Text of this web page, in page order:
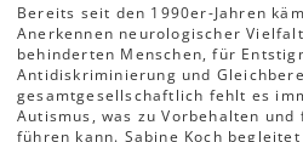
Bereits seit den 1990er-Jahren
Anerkennen neurologischer
behinderten Menschen, für
Antidiskriminierung und
gesamtgesellschaftlich fehlt es
Autismus, was zu Vorbehalten
führen kann. Sabine Koch